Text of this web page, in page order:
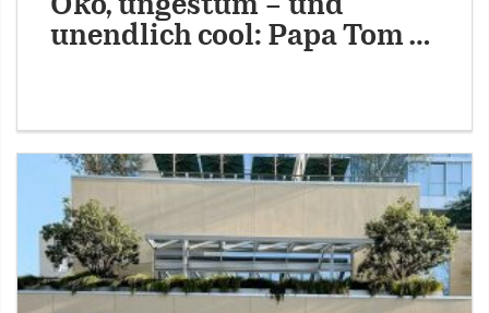
Öko, ungestüm – und
unendlich cool: Papa Tom …